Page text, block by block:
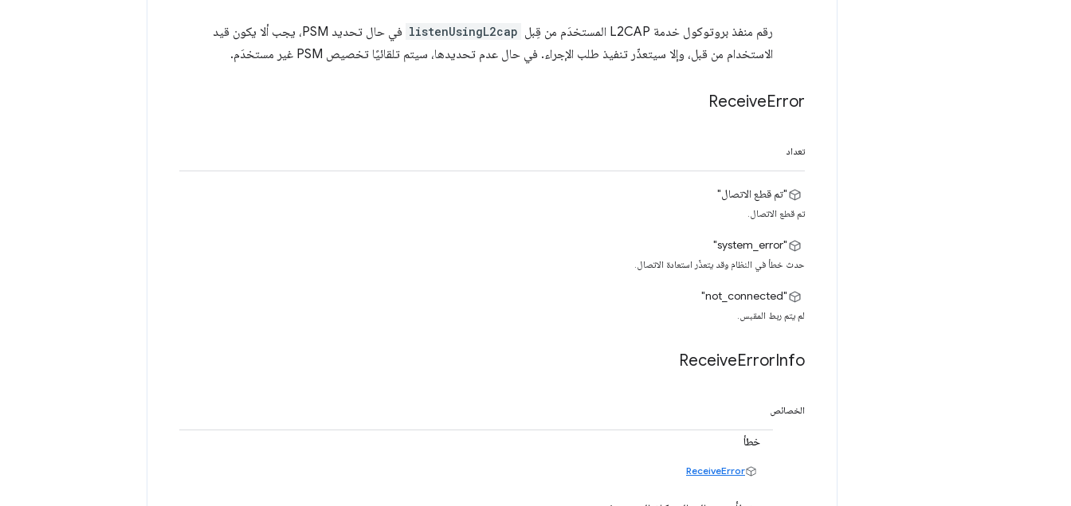
رقم منفذ بروتوكول خدمة L2CAP المستخدَم من قِبل listenUsingL2cap
في حال تحديد PSM، يجب ألا يكون قيد
الاستخدام من قبل، وإلا سيتعذّر تنفيذ طلب الإجراء. في حال عدم تحديدها، سيتم تلقائيًا تخصيص PSM غير مستخدَم.
ReceiveError
تعداد
"تم قطع الاتصال"
تم قطع الاتصال.
‫"system_error"
حدث خطأ في النظام وقد يتعذّر استعادة الاتصال.
"not_connected"
لم يتم ربط المقبس.
ReceiveErrorInfo
الخصائص
خطأ
ReceiveError